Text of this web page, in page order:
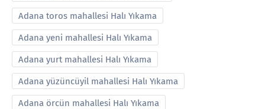
Adana toros mahallesi Halı Yıkama
Adana yeni mahallesi Halı Yıkama
Adana yurt mahallesi Halı Yıkama
Adana yüzüncüyil mahallesi Halı Yıkama
Adana örcün mahallesi Halı Yıkama